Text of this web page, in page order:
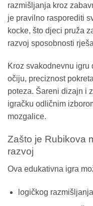
razmišljanja kroz
je pravilno rasporediti
kocke, što djeci pruža
razvoj sposobnosti
Kroz svakodnevnu
očiju, preciznost
poteza. Šareni dizajn i
igračku odličnim
mozgalice.
Zašto je Rubikova
razvoj
Ova edukativna igra
logičkog